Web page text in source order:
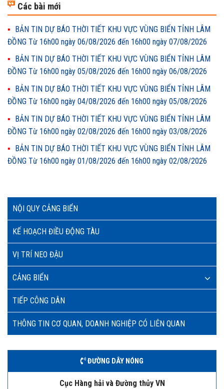
NỘI QUY CẢNG BIỂN
KẾ HOẠCH ĐIỀU ĐỘNG TÀU
VỊ TRÍ NEO ĐẬU
CẢNG BIỂN
TIẾP CÔNG DÂN
THÔNG TIN CƠ QUAN, DOANH NGHIỆP CÓ LIÊN QUAN
ĐƯỜNG DÂY NÓNG
Cục Hàng hải và Đường thủy VN
Các bài mới
BẢN TIN DỰ BÁO THỜI TIẾT KHU VỰC VÙNG BIỂN TỈNH LÂM
ĐỒNG Từ 16h00 ngày 06/08/2026 đến 16h00 ngày 07/08/2026
BẢN TIN DỰ BÁO THỜI TIẾT KHU VỰC VÙNG BIỂN TỈNH LÂM
ĐỒNG Từ 16h00 ngày 05/08/2026 đến 16h00 ngày 06/08/2026
BẢN TIN DỰ BÁO THỜI TIẾT KHU VỰC VÙNG BIỂN TỈNH LÂM
ĐỒNG Từ 16h00 ngày 04/08/2026 đến 16h00 ngày 05/08/2026
BẢN TIN DỰ BÁO THỜI TIẾT KHU VỰC VÙNG BIỂN TỈNH LÂM
ĐỒNG Từ 16h00 ngày 02/08/2026 đến 16h00 ngày 03/08/2026
BẢN TIN DỰ BÁO THỜI TIẾT KHU VỰC VÙNG BIỂN TỈNH LÂM
ĐỒNG Từ 16h00 ngày 01/08/2026 đến 16h00 ngày 02/08/2026